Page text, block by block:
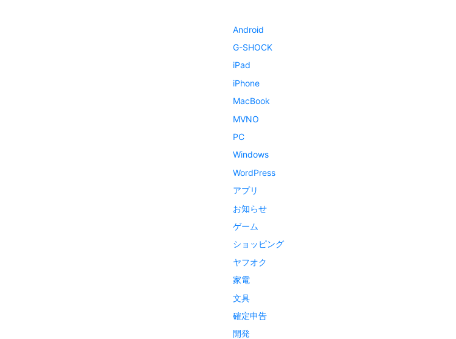
Android
G-SHOCK
iPad
iPhone
MacBook
MVNO
PC
Windows
WordPress
アプリ
お知らせ
ゲーム
ショッピング
ヤフオク
家電
文具
確定申告
開発